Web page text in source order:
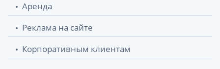
Аренда
Реклама на сайте
Корпоративным клиентам